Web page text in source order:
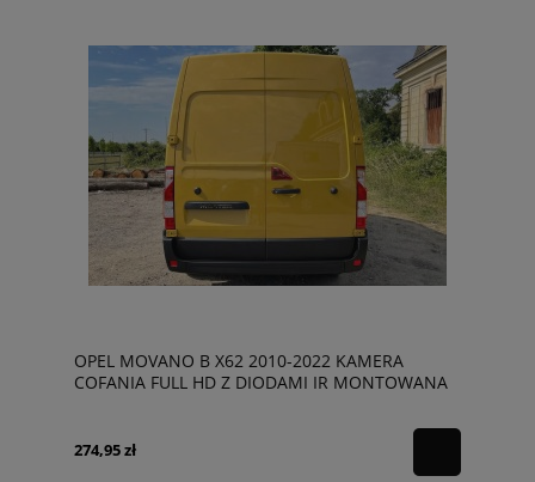
OPEL MOVANO B X62 2010-2022 KAMERA
COFANIA FULL HD Z DIODAMI IR MONTOWANA
274,95 zł